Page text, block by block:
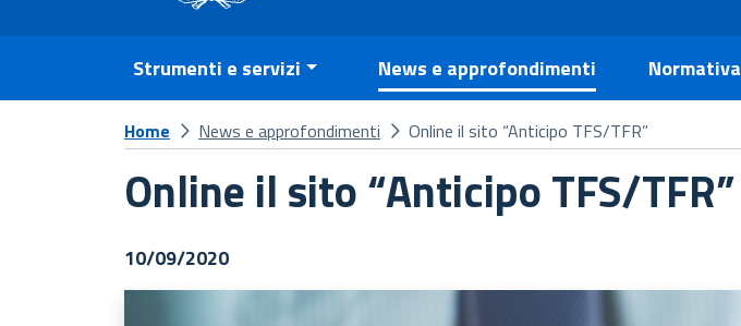
Strumenti e servizi News e approfondimenti Normativa
Home News e approfondimenti Online il sito “Anticipo TFS/TFR”
Online il sito “Anticipo TFS/TFR”
10/09/2020